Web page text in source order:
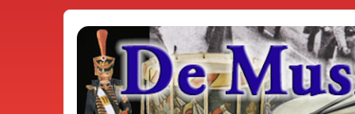
De Musicae Militari - Forums
Forums de discussions